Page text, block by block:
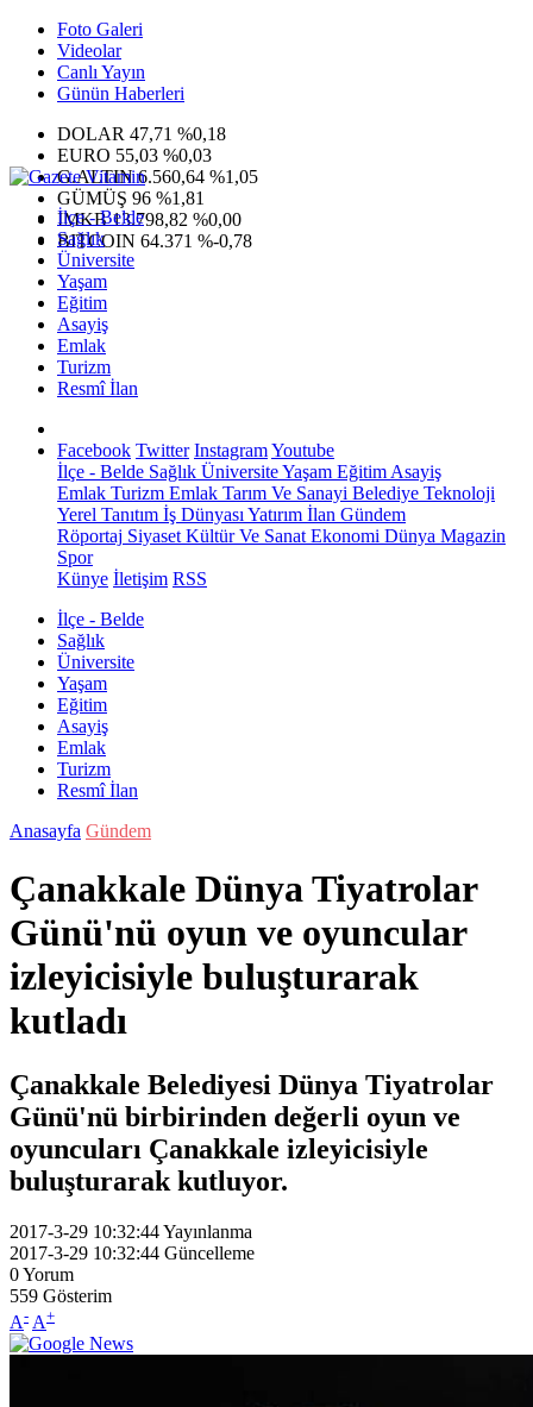
Foto Galeri
Videolar
Canlı Yayın
Günün Haberleri
DOLAR 47,71 %0,18
EURO 55,03 %0,03
G.ALTIN6.560,64 %1,05
GÜMÜŞ 96 %1,81
IMKB13.798,82 %0,00
BITCOIN 64.371 %-0,78
İlçe - Belde
Sağlık
Üniversite
Yaşam
Eğitim
Asayiş
Emlak
Turizm
Resmî İlan
Facebook Twitter InstagramYoutube
İlçe - Belde Sağlık ÜniversiteYaşam Eğitim Asayiş
Emlak Turizm Emlak Tarım Ve Sanayi Belediye Teknoloji
Yerel Tanıtım İş Dünyası Yatırım İlan Gündem
Röportaj Siyaset Kültür Ve Sanat Ekonomi Dünya Magazin
Spor
Künye İletişim RSS
İlçe - Belde
Sağlık
Üniversite
Yaşam
Eğitim
Asayiş
Emlak
Turizm
Resmî İlan
Anasayfa Gündem
Çanakkale Dünya Tiyatrolar
Günü'nü oyun ve oyuncular
izleyicisiyle buluşturarak
kutladı
Çanakkale Belediyesi Dünya Tiyatrolar
Günü'nü birbirinden değerli oyun ve
oyuncuları Çanakkale izleyicisiyle
buluşturarak kutluyor.
2017-3-29 10:32:44Yayınlanma
2017-3-29 10:32:44 Güncelleme
0Yorum
559 Gösterim
A- A+